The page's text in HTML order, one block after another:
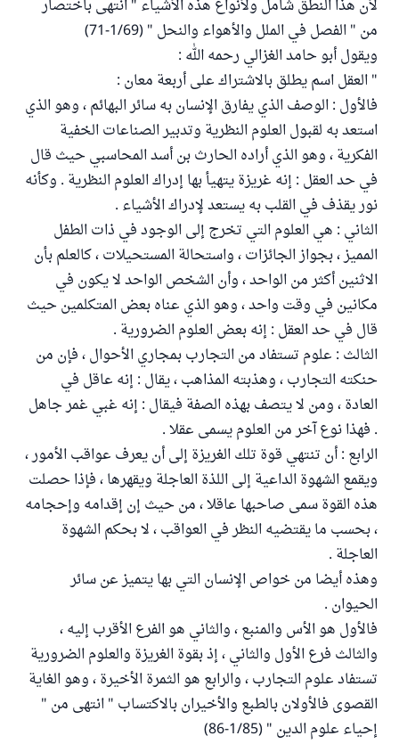
لأن هذا النطق شامل ولأنواع هذه الأشياء " انتهى باختصار
من " الفصل في الملل والأهواء والنحل " (1/69-71)
ويقول أبو حامد الغزالي رحمه الله :
" العقل اسم يطلق بالاشتراك على أربعة معان :
فالأول : الوصف الذي يفارق الإنسان به سائر البهائم ، وهو الذي
استعد به لقبول العلوم النظرية وتدبير الصناعات الخفية
الفكرية ، وهو الذي أراده الحارث بن أسد المحاسبي حيث قال
في حد العقل : إنه غريزة يتهيأ بها إدراك العلوم النظرية . وكأنه
نور يقذف في القلب به يستعد لإدراك الأشياء .
الثاني : هي العلوم التي تخرج إلى الوجود في ذات الطفل
المميز ، بجواز الجائزات ، واستحالة المستحيلات ، كالعلم بأن
الاثنين أكثر من الواحد ، وأن الشخص الواحد لا يكون في
مكانين في وقت واحد ، وهو الذي عناه بعض المتكلمين حيث
قال في حد العقل : إنه بعض العلوم الضرورية .
الثالث : علوم تستفاد من التجارب بمجاري الأحوال ، فإن من
حنكته التجارب ، وهذبته المذاهب ، يقال : إنه عاقل في
العادة ، ومن لا يتصف بهذه الصفة فيقال : إنه غبي غمر جاهل
. فهذا نوع آخر من العلوم يسمى عقلا .
الرابع : أن تنتهي قوة تلك الغريزة إلى أن يعرف عواقب الأمور ،
ويقمع الشهوة الداعية إلى اللذة العاجلة ويقهرها ، فإذا حصلت
هذه القوة سمى صاحبها عاقلا ، من حيث إن إقدامه وإحجامه
، بحسب ما يقتضيه النظر في العواقب ، لا بحكم الشهوة
العاجلة .
وهذه أيضا من خواص الإنسان التي بها يتميز عن سائر
الحيوان .
فالأول هو الأس والمنبع ، والثاني هو الفرع الأقرب إليه ،
والثالث فرع الأول والثاني ، إذ بقوة الغريزة والعلوم الضرورية
تستفاد علوم التجارب ، والرابع هو الثمرة الأخيرة ، وهو الغاية
القصوى فالأولان بالطبع والأخيران بالاكتساب " انتهى من "
إحياء علوم الدين " (1/85-86)